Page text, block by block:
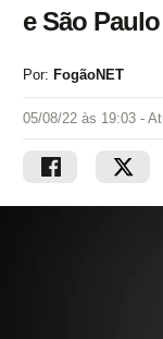
e São Paulo
Por: FogãoNET
05/08/22 às 19:03 -